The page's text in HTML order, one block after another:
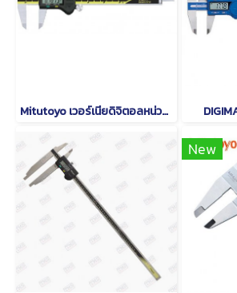
Mitutoyo เวอร์เนียดิจิตอลหน่วยมิลและนิ้ว Series 500
New